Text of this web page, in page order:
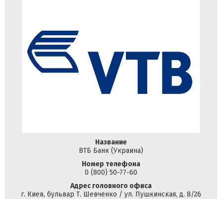
Название
ВТБ Банк (Украина)
Номер телефона
0 (800) 50-77-60
Адрес головного офиса
г. Киев, бульвар Т. Шевченко / ул. Пушкинская, д. 8/26